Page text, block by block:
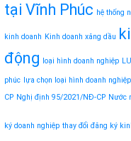
tại Vĩnh Phúc hệ thống
kinh doanh Kinh doanh xăng dầu
động
loại hình doanh nghiệp
phúc lựa chọn loại hình doanh nghiệp
CP Nghị định 95/2021/NĐ-CP Nước
ký doanh nghiệp thay đổi đăng ký